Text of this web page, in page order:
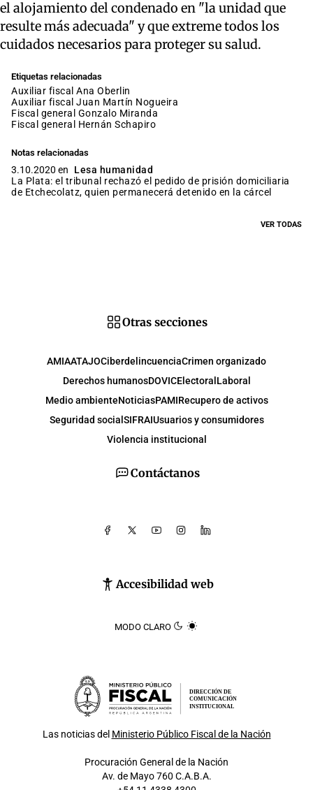
el alojamiento del condenado en "la unidad que
resulte más adecuada" y que extreme todos los
cuidados necesarios para proteger su salud.
Etiquetas relacionadas
auxiliar fiscal Ana Oberlin
auxiliar fiscal Juan Martín Nogueira
fiscal general Gonzalo Miranda
fiscal general Hernán Schapiro
Notas relacionadas
3.10.2020 en
Lesa humanidad
La Plata: el tribunal rechazó el pedido de prisión domiciliaria
de Etchecolatz, quien permanecerá detenido en la cárcel
VER TODAS
Contáctanos
Accesibilidad web
MODO CLARO
Otras secciones
AMIAATAJOCiberdelincuenciaCrimen organizado
Derechos humanosDOVICElectoral Laboral
Medio ambienteNoticiasPAMIRecupero de activos
Seguridad social SIFRAIUsuarios y consumidores
Violencia institucional
DIRECCIÓN DE
COMUNICACIÓN
INSTITUCIONAL
Las noticias del Ministerio Público Fiscal de la Nación
Procuración General de la Nación
Av. de Mayo 760 C.A.B.A.